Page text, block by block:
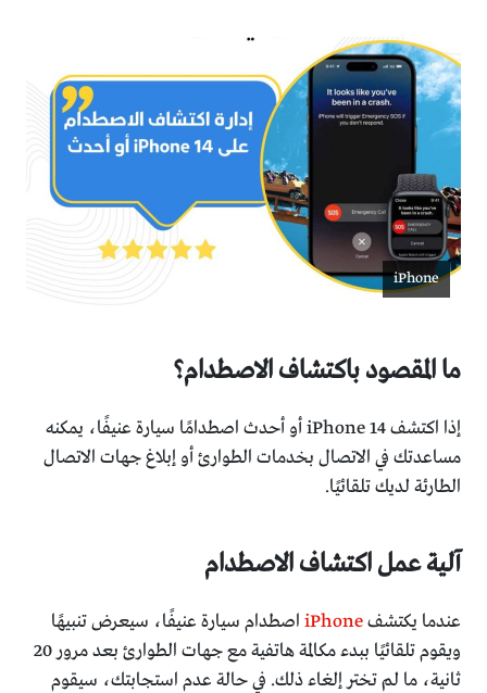
iPhone
ما المقصود باكتشاف الاصطدام؟
إذا اكتشف iPhone 14 أو أحدث اصطدامًا سيارة عنيفًا، يمكنه
مساعدتك في الاتصال بخدمات الطوارئ أو إبلاغ جهات الاتصال
الطارئة لديك تلقائيًا.
آلية عمل اكتشاف الاصطدام
عندما يكتشفiPhone اصطدام سيارة عنيفًا، سيعرض تنبيهًا
ويقوم تلقائيًا ببدء مكالمة هاتفية مع جهات الطوارئ بعد مرور 20
ثانية، ما لم تختر إلغاء ذلك. في حالة عدم استجابتك، سيقوم